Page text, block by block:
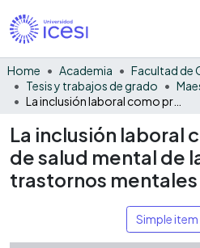
Home Academia
Facultad de
Tesis y trabajos de grado
La inclusión laboral
de salud mental de
trastornos
Simple